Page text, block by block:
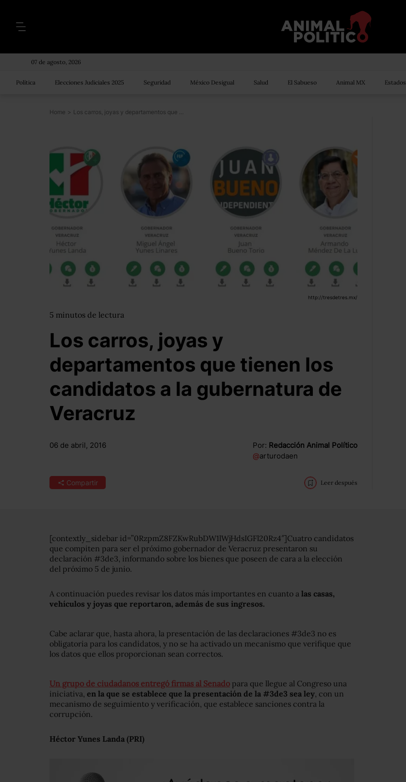
07 de agosto, 2026
Política Elecciones Judiciales 2025 Seguridad México Desigual Salud El Sabueso Animal MX Estados
Home > Los carros, joyas y departamentos que tienen los candidatos a la gubernatura de Veracruz
http://tresdetres.mx/
5 minutos de lectura
Los carros, joyas y
departamentos que tienen los
candidatos a la gubernatura de
Veracruz
06 de abril, 2016 Por: Redacción Animal Político
@arturodaen
Compartir Leer después
[contextly_sidebar id=”0RzpmZ8FZKwRubDW1lWjHdsIGFl20Rz4″]Cuatro candidatos
que compiten para ser el próximo gobernador de Veracruz presentaron su
declaración #3de3, informando sobre los bienes que poseen de cara a la elección
del próximo 5 de junio.
A continuación puedes revisar los datos más importantes en cuanto a las casas,
vehículos y joyas que reportaron, además de sus ingresos.
Cabe aclarar que, hasta ahora, la presentación de las declaraciones #3de3 no es
obligatoria para los candidatos, y no se ha activado un mecanismo que verifique que
los datos que ellos proporcionan sean correctos.
Un grupo de ciudadanos entregó firmas al Senado para que llegue al Congreso una
iniciativa, en la que se establece que la presentación de la #3de3 sea ley, con un
mecanismo de seguimiento y verificación, que establece sanciones contra la
corrupción.
Héctor Yunes Landa (PRI)